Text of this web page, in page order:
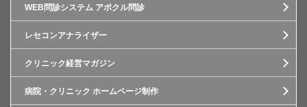
WEB問診システム アポクル問診
レセコンアナライザー
クリニック経営マガジン
病院・クリニック ホームページ制作